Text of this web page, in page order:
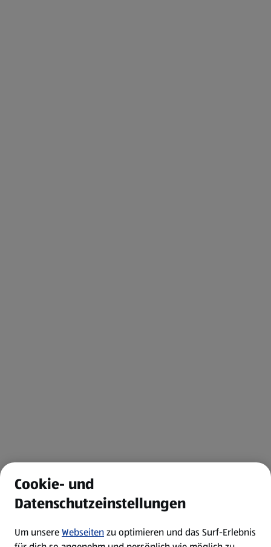
Cookie- und
Datenschutzeinstellungen
Um unsereWebseitenzu optimieren und das Surf-Erlebnis